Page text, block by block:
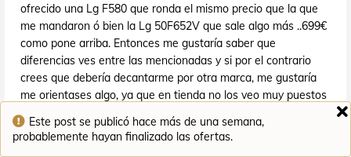
Este post se publicó hace más de una semana,
probablemente hayan finalizado las ofertas.
ofrecido una Lg F580 que ronda el mismo precio que la que
me mandaron ó bien la Lg 50F652V que sale algo más ..699€
como pone arriba. Entonces me gustaría saber que
diferencias ves entre las mencionadas y si por el contrario
crees que debería decantarme por otra marca, me gustaría
me orientases algo, ya que en tienda no los veo muy puestos
en el tema. No sé cual de ellas tiene 3D aunque no es mi
prioridad, yo quería que tuviese internet integrado, wifi y que
luego no tenga problemas de conexión ya sea mediante